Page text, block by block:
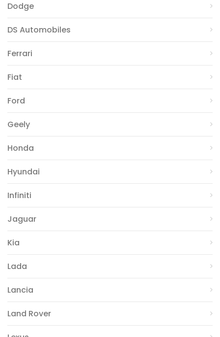
Dodge
DS Automobiles
Ferrari
Fiat
Ford
Geely
Honda
Hyundai
Infiniti
Jaguar
Kia
Lada
Lancia
Land Rover